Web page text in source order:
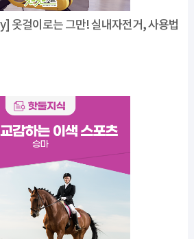
옷걸이로는 그만! 실내자전거, 사용법